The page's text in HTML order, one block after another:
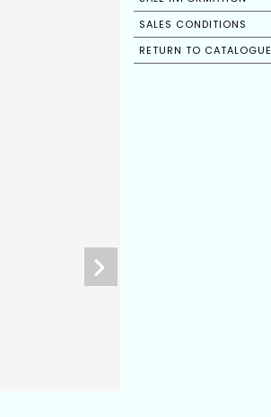
SALES CONDITIONS
RETURN TO CATALOGUE